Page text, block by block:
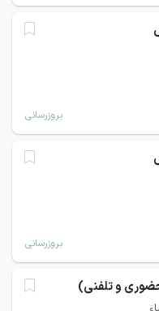
بروزرسانی
بروزرسانی
و تلفنی)